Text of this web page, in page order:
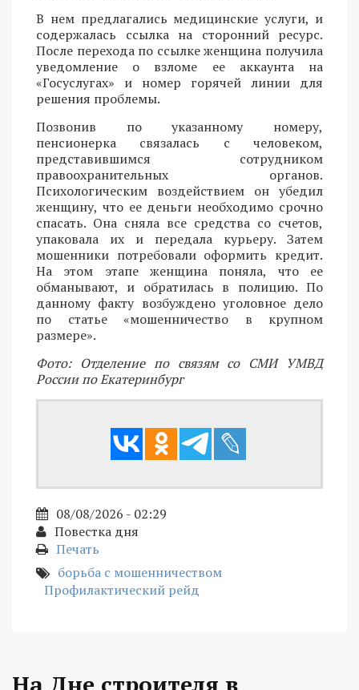
В нем предлагались медицинские услуги, и
содержалась ссылка на сторонний ресурс.
После перехода по ссылке женщина получила
уведомление о взломе ее аккаунта на
«Госуслугах» и номер горячей линии для
решения проблемы.
Позвонив по указанному номеру,
пенсионерка связалась с человеком,
представившимся сотрудником
правоохранительных органов.
Психологическим воздействием он убедил
женщину, что ее деньги необходимо срочно
спасать. Она сняла все средства со счетов,
упаковала их и передала курьеру. Затем
мошенники потребовали оформить кредит.
На этом этапе женщина поняла, что ее
обманывают, и обратилась в полицию. По
данному факту возбуждено уголовное дело
по статье «мошенничество в крупном
размере».
Фото: Отделение по связям со СМИ УМВД
России по Екатеринбург
08/08/2026 - 02:29
Повестка дня
Печать
борьба с мошенничеством
Профилактический рейд
На Дне строителя в